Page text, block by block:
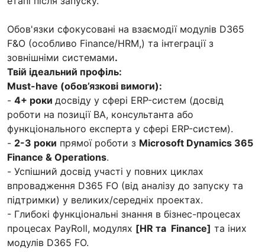
Обов'язки сфокусовані на взаємодії модулів D365
F&O (особливо Finance/HRM,) та інтеграції з
зовнішніми системами.
Твій ідеальний профіль:
Must-have (обов’язкові вимоги):
- 4+ роки досвіду у сфері ERP-систем (досвід
роботи на позиції BA, консультанта або
функціонального експерта у сфері ERP-систем).
- 2-3 роки прямої роботи з Microsoft Dynamics 365
Finance & Operations.
- Успішний досвід участі у повних циклах
впровадження D365 FO (від аналізу до запуску та
підтримки) у великих/середніх проектах.
- Глибокі функціональні знання в бізнес-процесах
процесах PayRoll, модулях [HR та Finance] та іних
модулів D365 FO.